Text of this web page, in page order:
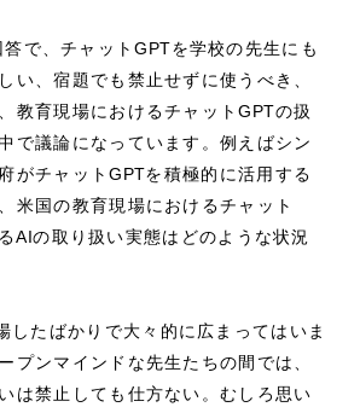
答で、チャットGPTを学校の先生にも
い、宿題でも禁止せずに使うべき、
教育現場におけるチャットGPTの扱
で議論になっています。例えばシン
がチャットGPTを積極的に活用する
米国の教育現場におけるチャット
AIの取り扱い実態はどのような状況
したばかりで大々的に広まってはいま
プンマインドな先生たちの間では、
は禁止しても仕方ない。むしろ思い